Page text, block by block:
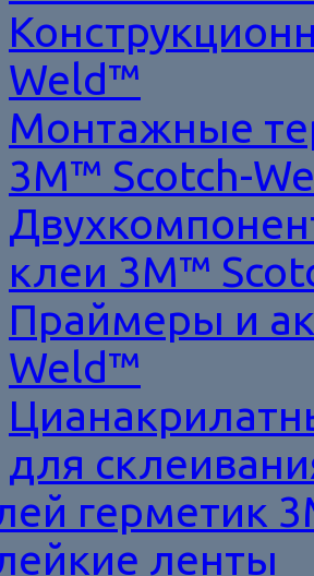
Weld™
Монтажные
3M™ Scotch-
клеи 3M™
Праймеры и
Weld™
для
герметик
ленты